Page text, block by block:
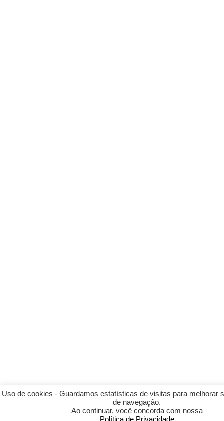
Uso de cookies - Guardamos estatísticas de visitas para melhorar
de navegação.
Ao continuar, você concorda com nossa